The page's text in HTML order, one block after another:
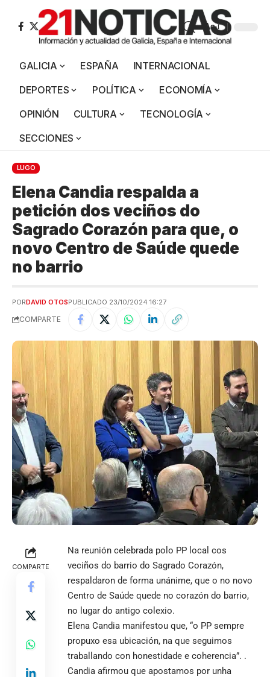
Aa
GALICIA ESPAÑA
INTERNACIONAL
DEPORTES
POLÍTICA
ECONOMÍA
OPINIÓN
CULTURA
TECNOLOGÍA
SECCIONES
LUGO
Elena Candia respalda a
petición dos veciños do
Sagrado Corazón para que, o
novo Centro de Saúde quede
no barrio
PORDAVID OTOSPUBLICADO 23/10/2024 16:27
COMPARTE
COMPARTE
Na reunión celebrada polo PP local cos
veciños do barrio do Sagrado Corazón,
respaldaron de forma unánime, que o no novo
Centro de Saúde quede no corazón do barrio,
no lugar do antigo colexio.
Elena Candia manifestou que, “o PP sempre
propuxo esa ubicación, na que seguimos
traballando con honestidade e coherencia”. .
Candia afirmou que apostamos por unha